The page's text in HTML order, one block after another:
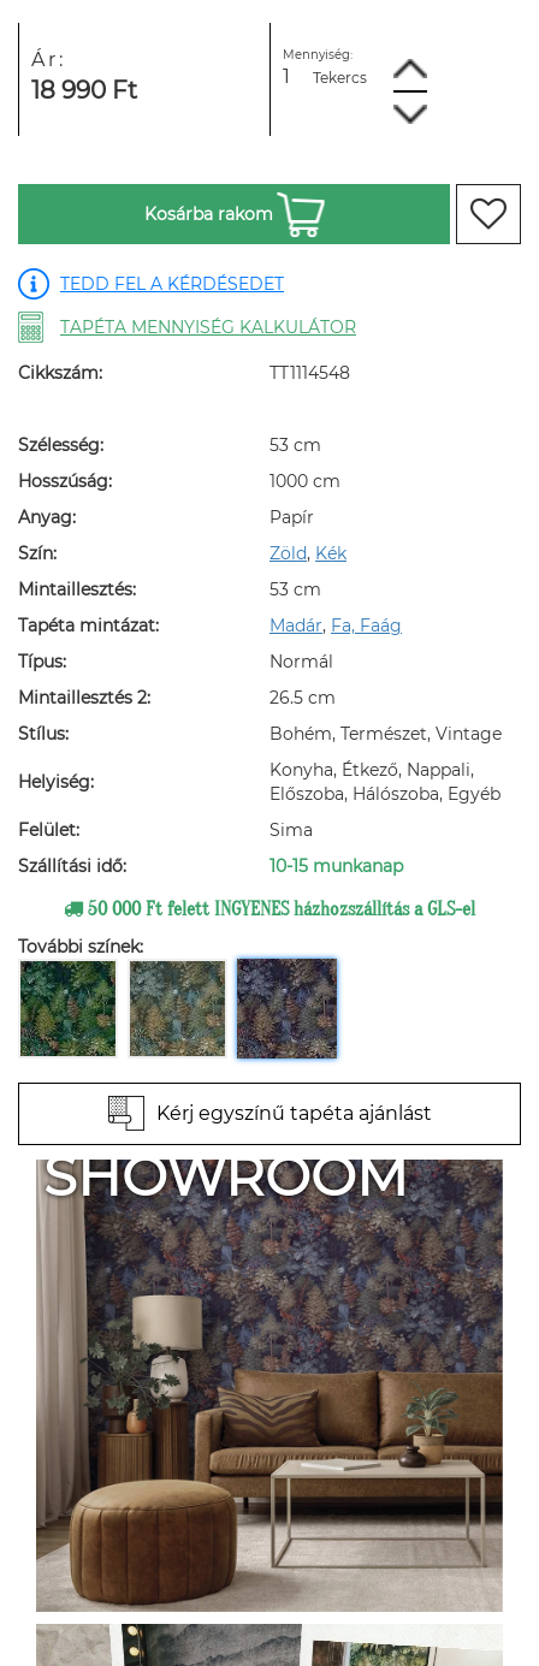
Ár:
18 990 Ft
Mennyiség:
Tekercs
Kosárba rakom
TEDD FEL A KÉRDÉSEDET
TAPÉTA MENNYISÉG KALKULÁTOR
Cikkszám: TT1114548
Szélesség:
53 cm
Hosszúság:
1000 cm
Anyag:
Papír
Szín:
Zöld, Kék
Mintaillesztés:
53 cm
Tapéta mintázat:
Madár, Fa, Faág
Típus:
Normál
Mintaillesztés 2:
26.5 cm
Stílus:
Bohém, Természet, Vintage
Helyiség:
Konyha, Étkező, Nappali,
Előszoba, Hálószoba, Egyéb
Felület:
Sima
Szállítási idő:
10-15 munkanap
50 000 Ft felett INGYENES házhozszállítás a GLS-el
További színek:
Kérj egyszínű tapéta ajánlást
SHOWROOM